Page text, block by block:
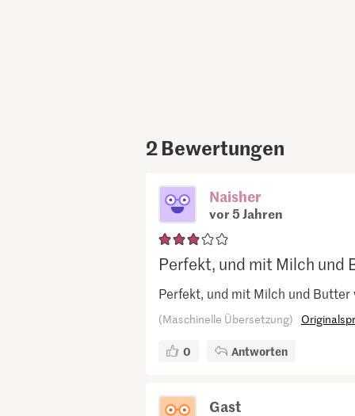
2Bewertungen
Naisher
vor 5 Jahren
Perfekt, und mit Milch und
Perfekt, und mit Milch und
(Maschinelle Übersetzung)
0 Antworten
Gast